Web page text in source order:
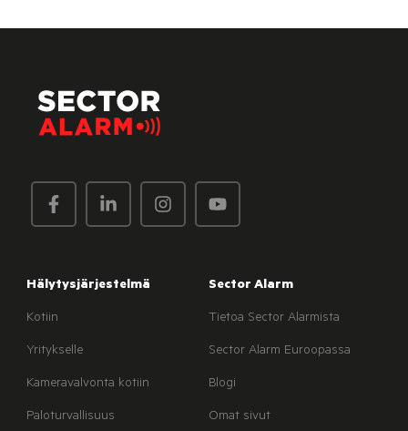
Hälytysjärjestelmä
Kotiin
Yritykselle
Kameravalvonta kotiin
Paloturvallisuus
Sector Alarm
Tietoa Sector Alarmista
Sector Alarm Euroopassa
Blogi
Omat sivut